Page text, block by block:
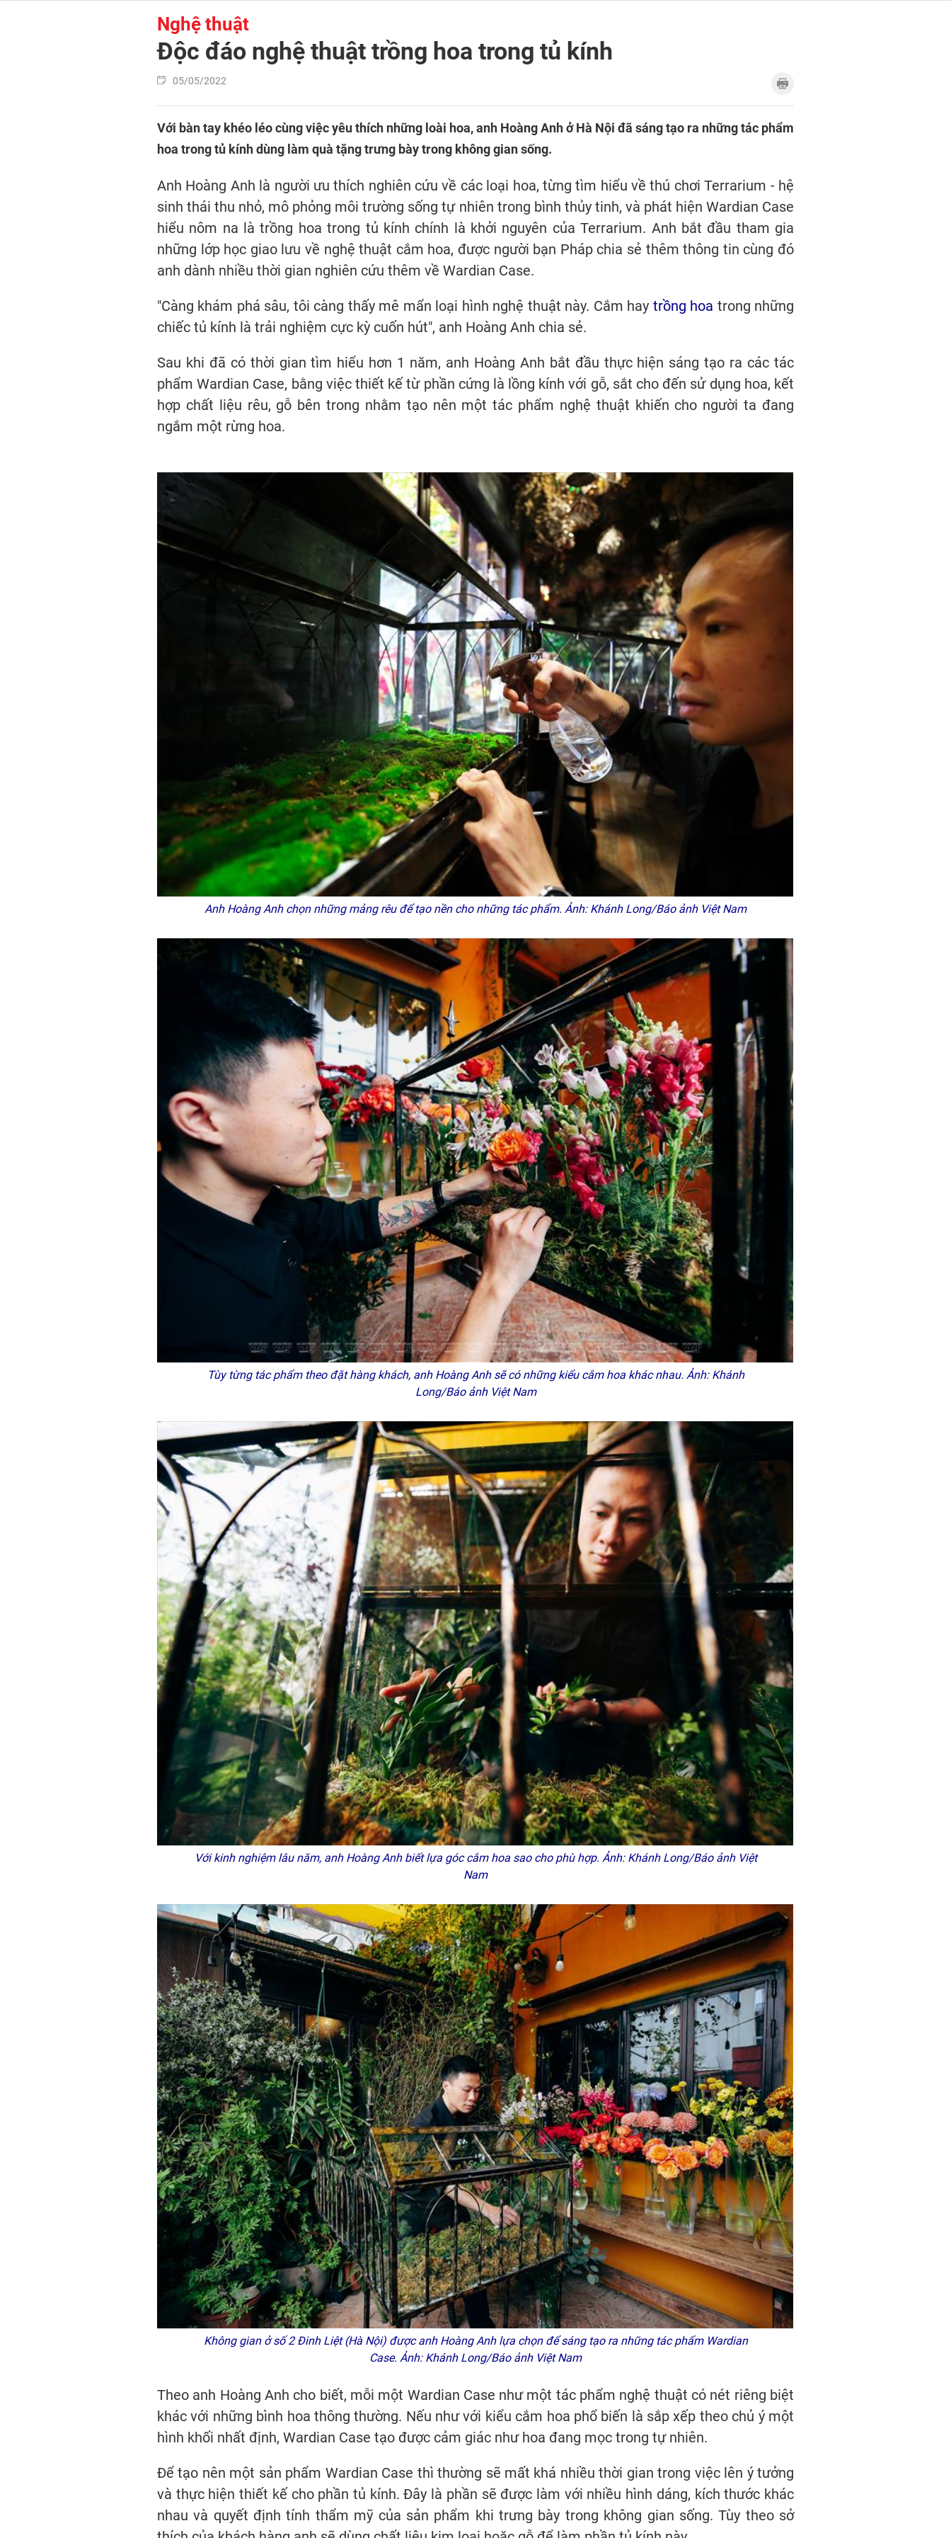
Nghệ thuật
Độc đáo nghệ thuật trồng hoa trong tủ kính
05/05/2022
Với bàn tay khéo léo cùng việc yêu thích những loài hoa, anh Hoàng Anh ở Hà Nội đã sáng tạo ra những tác phẩm
hoa trong tủ kính dùng làm quà tặng trưng bày trong không gian sống.
Anh Hoàng Anh là người ưu thích nghiên cứu về các loại hoa, từng tìm hiểu về thú chơi Terrarium - hệ
sinh thái thu nhỏ, mô phỏng môi trường sống tự nhiên trong bình thủy tinh, và phát hiện Wardian Case
hiểu nôm na là trồng hoa trong tủ kính chính là khởi nguyên của Terrarium. Anh bắt đầu tham gia
những lớp học giao lưu về nghệ thuật cắm hoa, được người bạn Pháp chia sẻ thêm thông tin cùng đó
anh dành nhiều thời gian nghiên cứu thêm về Wardian Case.
"Càng khám phá sâu, tôi càng thấy mê mẩn loại hình nghệ thuật này. Cắm hay trồng hoa trong những
chiếc tủ kính là trải nghiệm cực kỳ cuốn hút", anh Hoàng Anh chia sẻ.
Sau khi đã có thời gian tìm hiểu hơn 1 năm, anh Hoàng Anh bắt đầu thực hiện sáng tạo ra các tác
phẩm Wardian Case, bằng việc thiết kế từ phần cứng là lồng kính với gỗ, sắt cho đến sử dụng hoa, kết
hợp chất liệu rêu, gỗ bên trong nhằm tạo nên một tác phẩm nghệ thuật khiến cho người ta đang
ngắm một rừng hoa.
Anh Hoàng Anh chọn những mảng rêu để tạo nền cho những tác phẩm. Ảnh: Khánh Long/Báo ảnh Việt Nam
Tùy từng tác phẩm theo đặt hàng khách, anh Hoàng Anh sẽ có những kiểu cắm hoa khác nhau. Ảnh: Khánh
Long/Báo ảnh Việt Nam
Với kinh nghiệm lâu năm, anh Hoàng Anh biết lựa góc cắm hoa sao cho phù hợp. Ảnh: Khánh Long/Báo ảnh Việt
Nam
Không gian ở số 2 Đinh Liệt (Hà Nội) được anh Hoàng Anh lựa chọn để sáng tạo ra những tác phẩm Wardian
Case. Ảnh: Khánh Long/Báo ảnh Việt Nam
Theo anh Hoàng Anh cho biết, mỗi một Wardian Case như một tác phẩm nghệ thuật có nét riêng biệt
khác với những bình hoa thông thường. Nếu như với kiểu cắm hoa phổ biến là sắp xếp theo chủ ý một
hình khối nhất định, Wardian Case tạo được cảm giác như hoa đang mọc trong tự nhiên.
Để tạo nên một sản phẩm Wardian Case thì thường sẽ mất khá nhiều thời gian trong việc lên ý tưởng
và thực hiện thiết kế cho phần tủ kính. Đây là phần sẽ được làm với nhiều hình dáng, kích thước khác
nhau và quyết định tính thẩm mỹ của sản phẩm khi trưng bày trong không gian sống. Tùy theo sở